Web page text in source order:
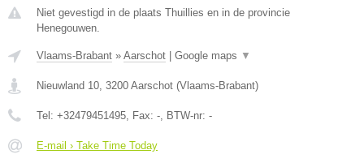
Niet gevestigd in de plaats Thuillies en in de provincie
Henegouwen.
Vlaams-Brabant » Aarschot Google maps ▼
Nieuwland 10, 3200 Aarschot (Vlaams-Brabant)
Tel: +32479451495, Fax: -, BTW-nr: -
E-mail › Take Time Today